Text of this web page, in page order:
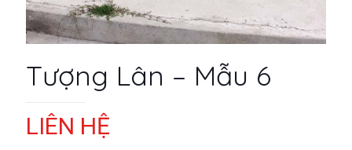
Tượng Lân – Mẫu 6
LIÊN HỆ